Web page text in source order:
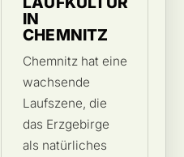
IN
CHEMNITZ
Chemnitz hat eine
wachsende
Laufszene, die
das Erzgebirge
als natürliches